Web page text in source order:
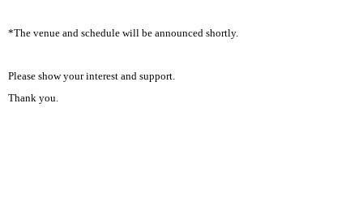
*The venue and schedule will be announced shortly.
Please show your interest and support.
Thank you.